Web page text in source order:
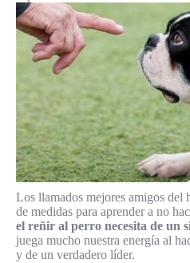
Los llamados mejores amigos del
de medidas para aprender a no
el reñir al perro necesita de un
juega mucho nuestra energía al
y de un verdadero líder.